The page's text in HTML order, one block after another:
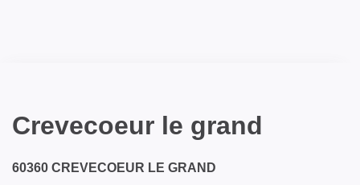
Crevecoeur le grand
60360 CREVECOEUR LE GRAND